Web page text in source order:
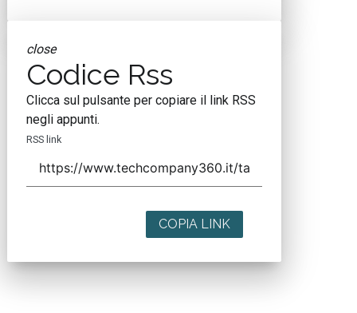
close
Codice Rss
Clicca sul pulsante per copiare il link RSS
negli appunti.
RSS link
COPIA LINK